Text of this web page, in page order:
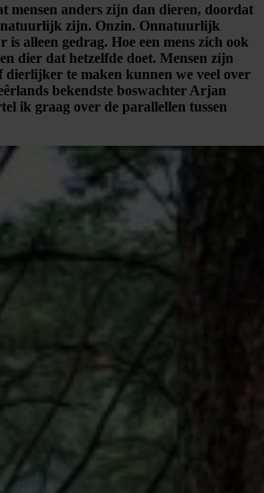
mensen anders zijn dan dieren, doordat
zijn. Onzin. Onnatuurlijk
is alleen gedrag. Hoe een mens zich ook
dier dat hetzelfde doet. Mensen zíjn
dierlijker te maken kunnen we veel over
bekendste boswachter Arjan
ik graag over de parallellen tussen